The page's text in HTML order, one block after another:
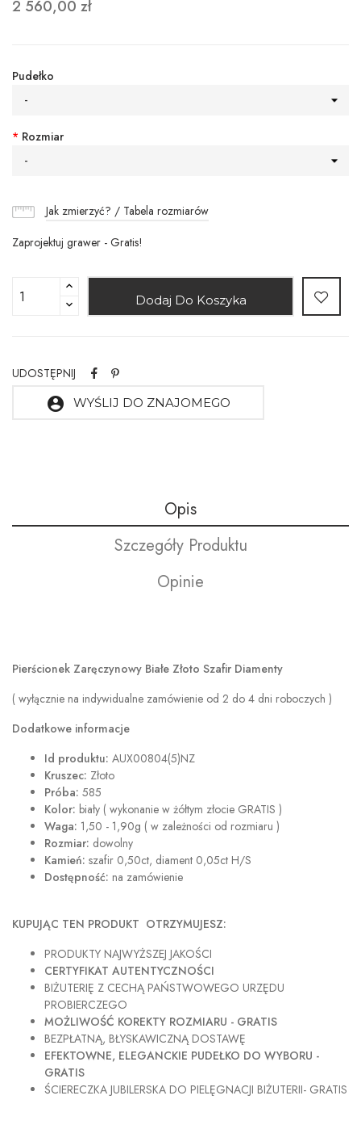
2 560,00 zł
Pudełko
-
* Rozmiar
-
Jak zmierzyć? / Tabela rozmiarów
Zaprojektuj grawer - Gratis!
Dodaj Do Koszyka
UDOSTĘPNIJ
account_circle WYŚLIJ DO ZNAJOMEGO
Opis
Szczegóły Produktu
Opinie
Pierścionek Zaręczynowy Białe Złoto Szafir Diamenty
( wyłącznie na indywidualne zamówienie od 2 do 4 dni roboczych )
Dodatkowe informacje
Id produktu: AUX00804(5)NZ
Kruszec: Złoto
Próba: 585
Kolor: biały ( wykonanie w żółtym złocie GRATIS )
Waga: 1,50 - 1,90g ( w zależności od rozmiaru )
Rozmiar: dowolny
Kamień: szafir 0,50ct, diament 0,05ct H/S
Dostępność: na zamówienie
KUPUJĄC TEN PRODUKT OTRZYMUJESZ:
PRODUKTY NAJWYŻSZEJ JAKOŚCI
CERTYFIKAT AUTENTYCZNOŚCI
BIŻUTERIĘ Z CECHĄ PAŃSTWOWEGO URZĘDU
PROBIERCZEGO
MOŻLIWOŚĆ KOREKTY ROZMIARU - GRATIS
BEZPŁATNĄ, BŁYSKAWICZNĄ DOSTAWĘ
EFEKTOWNE, ELEGANCKIE PUDEŁKO DO WYBORU -
GRATIS
ŚCIERECZKA JUBILERSKA DO PIELĘGNACJI BIŻUTERII- GRATIS